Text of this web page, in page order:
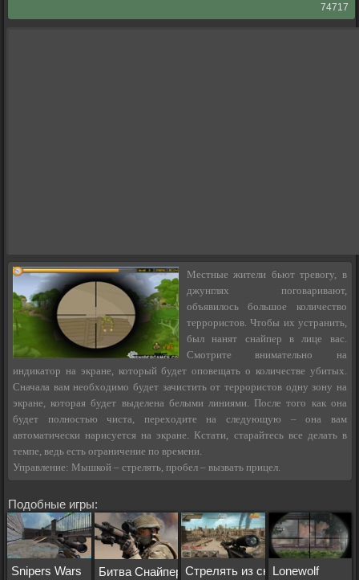
74717
Местные жители бьют тревогу, в
джунглях поговаривают,
объявилось большое количество
террористов. Чтобы их устранить,
был нанят снайпер в лице вас.
Смотрите внимательно на
индикатор на экране, который будет оповещать о количестве убитых.
Сначала вам необходимо будет зачистить от террористов одну зону на
экране, которая будет выделена белыми линиями. После того как она
будет полностью чиста, переходите на следующую – она вам
автоматически нарисуется на экране. Кстати, старайтесь все делать в
темпе, ведь есть ограничение по времени.
Управление: Мышкой – стрелять, пробел – вызвать прицел.
Подобные игры:
Snipers Wars Битва СнайперовСтрелять из снайперской
Lonewolf